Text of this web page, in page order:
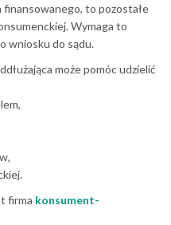
finansowanego, to pozostałe
Wymaga to
wniosku do sądu.
może pomóc udzielić
firma konsument-